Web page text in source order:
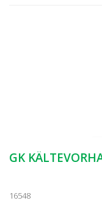
GK
16548